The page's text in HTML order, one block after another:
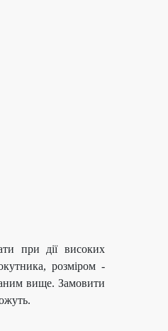
при дії високих
розміром -
вище. Замовити